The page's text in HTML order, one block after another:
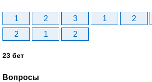
1 2 3 1 2
2
1 2
23 бет
Вопросы